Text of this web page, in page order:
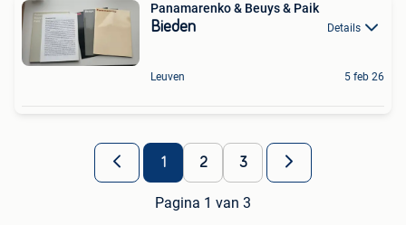
Panamarenko & Beuys & Paik
Bieden Details
Leuven 5 feb 26
1 2 3
Pagina 1 van 3